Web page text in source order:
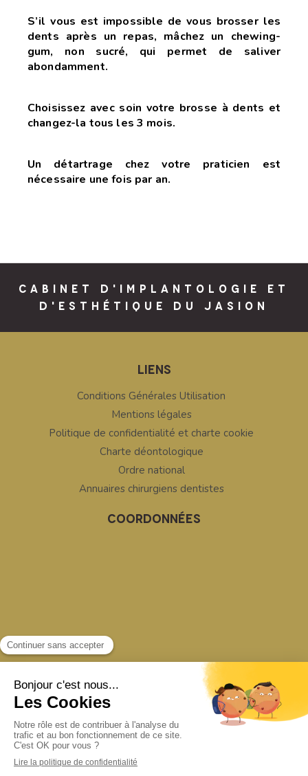
S’il vous est impossible de vous brosser les
dents après un repas, mâchez un chewing-
gum, non sucré, qui permet de saliver
abondamment.
Choisissez avec soin votre brosse à dents et
changez-la tous les 3 mois.
Un détartrage chez votre praticien est
nécessaire une fois par an.
CABINET D'IMPLANTOLOGIE ET
D'ESTHÉTIQUE DU JASION
LIENS
Conditions Générales Utilisation
Mentions légales
Politique de confidentialité et charte cookie
Charte déontologique
Ordre national
Annuaires chirurgiens dentistes
COORDONNÉES
RECHERCHER
Rechercher